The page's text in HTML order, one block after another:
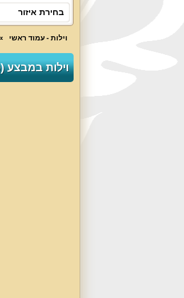
בחירת איזור
וילות - עמוד ראשי
וילות במבצע (0)